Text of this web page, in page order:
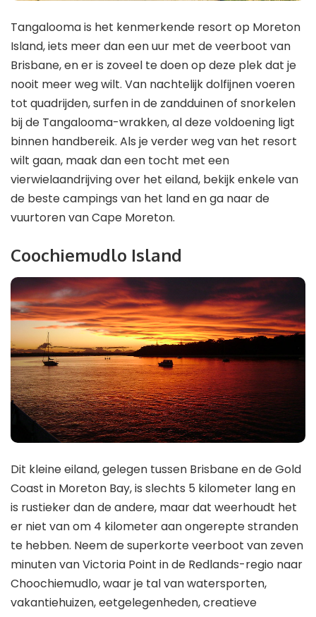
Tangalooma is het kenmerkende resort op Moreton
Island, iets meer dan een uur met de veerboot van
Brisbane, en er is zoveel te doen op deze plek dat je
nooit meer weg wilt. Van nachtelijk dolfijnen voeren
tot quadrijden, surfen in de zandduinen of snorkelen
bij de Tangalooma-wrakken, al deze voldoening ligt
binnen handbereik. Als je verder weg van het resort
wilt gaan, maak dan een tocht met een
vierwielaandrijving over het eiland, bekijk enkele van
de beste campings van het land en ga naar de
vuurtoren van Cape Moreton.
Coochiemudlo Island
Dit kleine eiland, gelegen tussen Brisbane en de Gold
Coast in Moreton Bay, is slechts 5 kilometer lang en
is rustieker dan de andere, maar dat weerhoudt het
er niet van om 4 kilometer aan ongerepte stranden
te hebben. Neem de superkorte veerboot van zeven
minuten van Victoria Point in de Redlands-regio naar
Choochiemudlo, waar je tal van watersporten,
vakantiehuizen, eetgelegenheden, creatieve